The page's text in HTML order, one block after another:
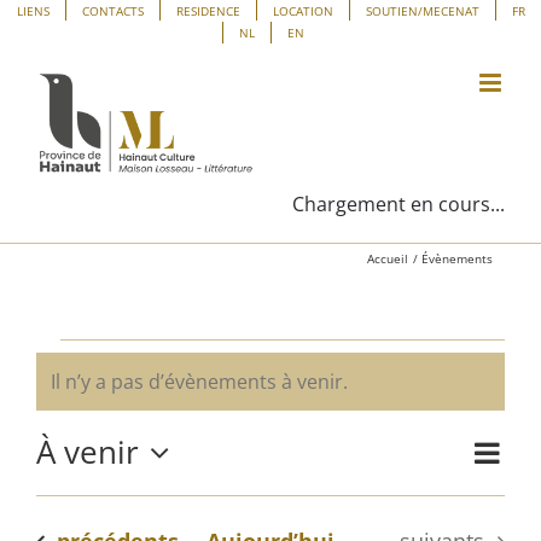
Panneau de gestion des cookies
Passer
contenu
LIENS CONTACTS RESIDENCE LOCATION SOUTIEN/MECENAT
FR
NL
EN
Chargement en cours...
Accueil Évènements
Évènements
Notice
Il n’y a pas d’évènements à venir.
Liste
À venir
Sélectionnez